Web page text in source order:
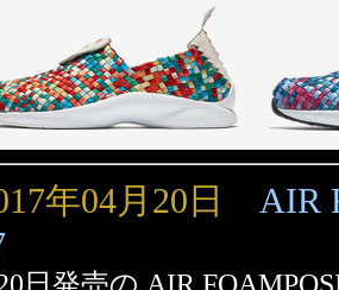
年04月20日
AIR